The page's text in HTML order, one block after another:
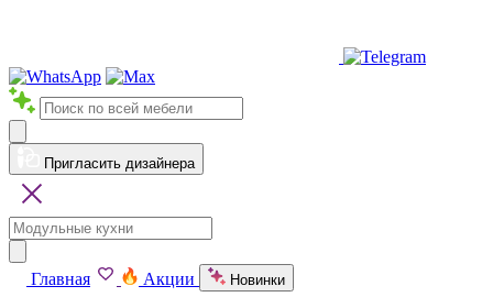
Пригласить дизайнера
Главная Акции Новинки